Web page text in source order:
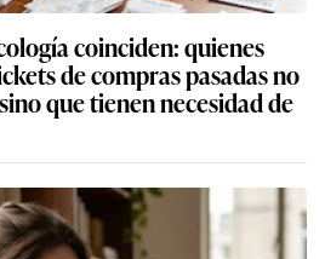
coinciden: quienes
de compras pasadas no
que tienen necesidad de